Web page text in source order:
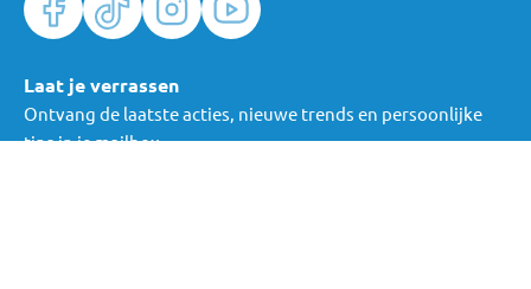
Laat je verrassen
Ontvang de laatste acties, nieuwe trends en persoonlijke
tips in je mailbox.